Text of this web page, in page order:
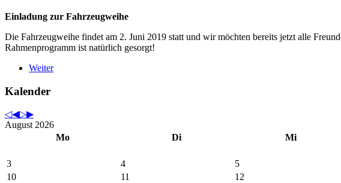
Einladung zur Fahrzeugweihe
Die Fahrzeugweihe findet am 2. Juni 2019 statt und wir möchten bereits jetzt alle
Rahmenprogramm ist natürlich gesorgt!
Weiter
Kalender
August 2026
Mo
Di Mi
3
4 5
10
11 12